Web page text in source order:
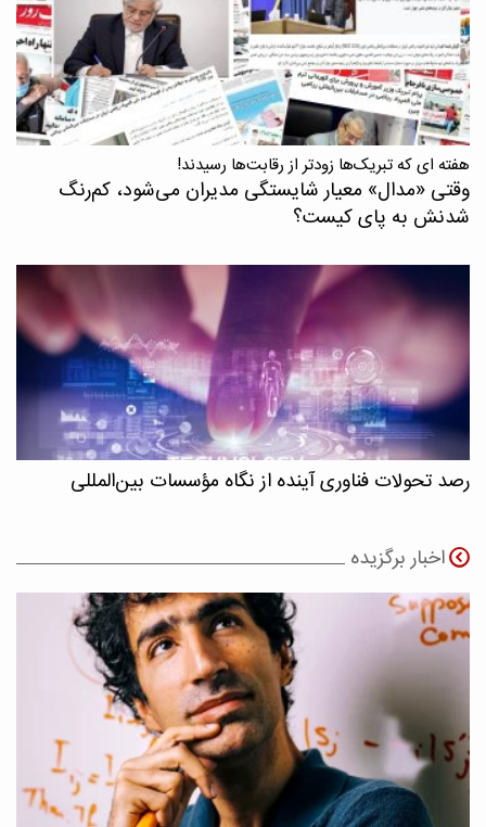
هفته ای که تبریک‌ها زودتر از رقابت‌ها رسیدند!
وقتی «مدال‌» معیار شایستگی مدیران می‌شود، کم‌رنگ
شدنش به پای کیست؟
رصد تحولات فناوری آینده از نگاه مؤسسات بین‌المللی
اخبار برگزیده